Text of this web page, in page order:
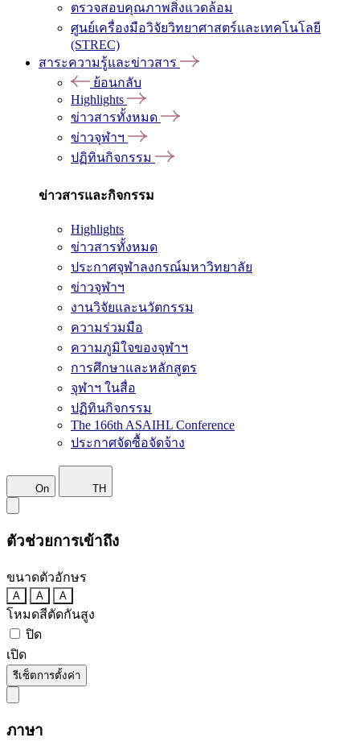
ตรวจสอบคุณภาพสิ่งแวดล้อม
ศูนย์เครื่องมือวิจัยวิทยาศาสตร์และเทคโนโลยี
(STREC)
สาระความรู้และข่าวสาร
ย้อนกลับ
Highlights
ข่าวสารทั้งหมด
ข่าวจุฬาฯ
ปฏิทินกิจกรรม
ข่าวสารและกิจกรรม
Highlights
ข่าวสารทั้งหมด
ประกาศจุฬาลงกรณ์มหาวิทยาลัย
ข่าวจุฬาฯ
งานวิจัยและนวัตกรรม
ความร่วมมือ
ความภูมิใจของจุฬาฯ
การศึกษาและหลักสูตร
จุฬาฯ ในสื่อ
ปฏิทินกิจกรรม
The 166th ASAIHL Conference
ประกาศจัดซื้อจัดจ้าง
On TH
ตัวช่วยการเข้าถึง
ขนาดตัวอักษร
A A A
โหมดสีตัดกันสูง
ปิด
เปิด
รีเซ็ตการตั้งค่า
ภาษา